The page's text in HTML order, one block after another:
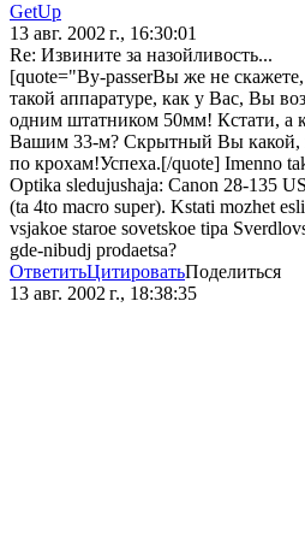
GetUp
13 авг. 2002 г., 16:30:01
Re: Извините за назойливость...
[quote="By-passerВы же не
такой аппаратуре, как у Вас, Вы
одним штатником 50мм! Кстати, а
Вашим 33-м? Скрытный Вы
по крохам!Успеха.[/quote] Imenno
Optika sledujushaja: Canon 28-135
(ta 4to macro super). Kstati mozhet
vsjakoe staroe sovetskoe tipa
gde-nibudj prodaetsa?
ОтветитьЦитироватьПоделиться
13 авг. 2002 г., 18:38:35